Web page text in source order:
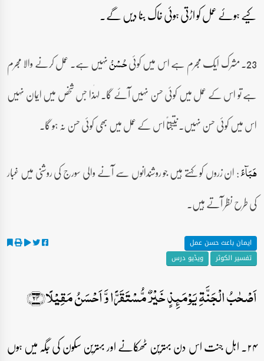
کیے ہوئے عمل کو اڑتی ہوئی خاک بنا دیں گے۔
23۔ مشرک ایک مجرم ہے اس میں کوئی حُسۡنُنہیں ہے۔ عمل کرنے والا مجرم
ہے تو اس کے عمل میں کوئی حسن نہیں آئے گا۔ لہٰذا جس شخص میں ایمان نہیں
اس میں کوئی حسن نہیں۔ نتیجتاً اس کے عمل میں بھی کوئی حسن نہ ہو گا۔
ہَبَآءً: ان زروں کو کہتے ہیں جو روشندانوں سے آنے والی سورج کی روشنی میں غبار
کی طرح نظر آتے ہیں۔
ایمان باعث حسن عمل
تفسیر الکوثر
ویڈیو درس
اَصۡحٰبُ الۡجَنَّۃِ یَوۡمَئِذٍ خَیۡرٌ مُّسۡتَقَرًّا وَّ اَحۡسَنُ مَقِیۡلًا﴿۲۴﴾
۲۴۔ اہل جنت اس دن بہترین ٹھکانے اور بہترین سکون کی جگہ میں ہوں